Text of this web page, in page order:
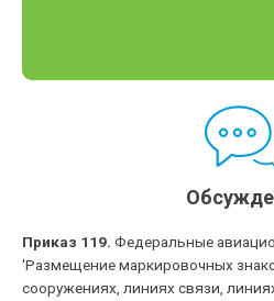
Приказ 119. Федеральные
'Размещение маркировочных
сооружениях, линиях связи,